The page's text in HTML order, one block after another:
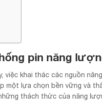
pin năng
việc khai thác các nguồn
một lựa chọn bền vững và
thách thức của năng